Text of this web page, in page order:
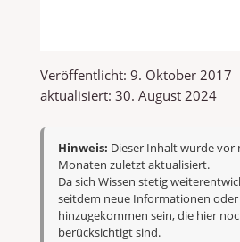
Veröffentlicht: 9. Oktober 2017
aktualisiert: 30. August 2024
Hinweis: Dieser Inhalt wurde vor
Monaten zuletzt aktualisiert.
Da sich Wissen stetig
seitdem neue Informationen
hinzugekommen sein, die hier
berücksichtigt sind.